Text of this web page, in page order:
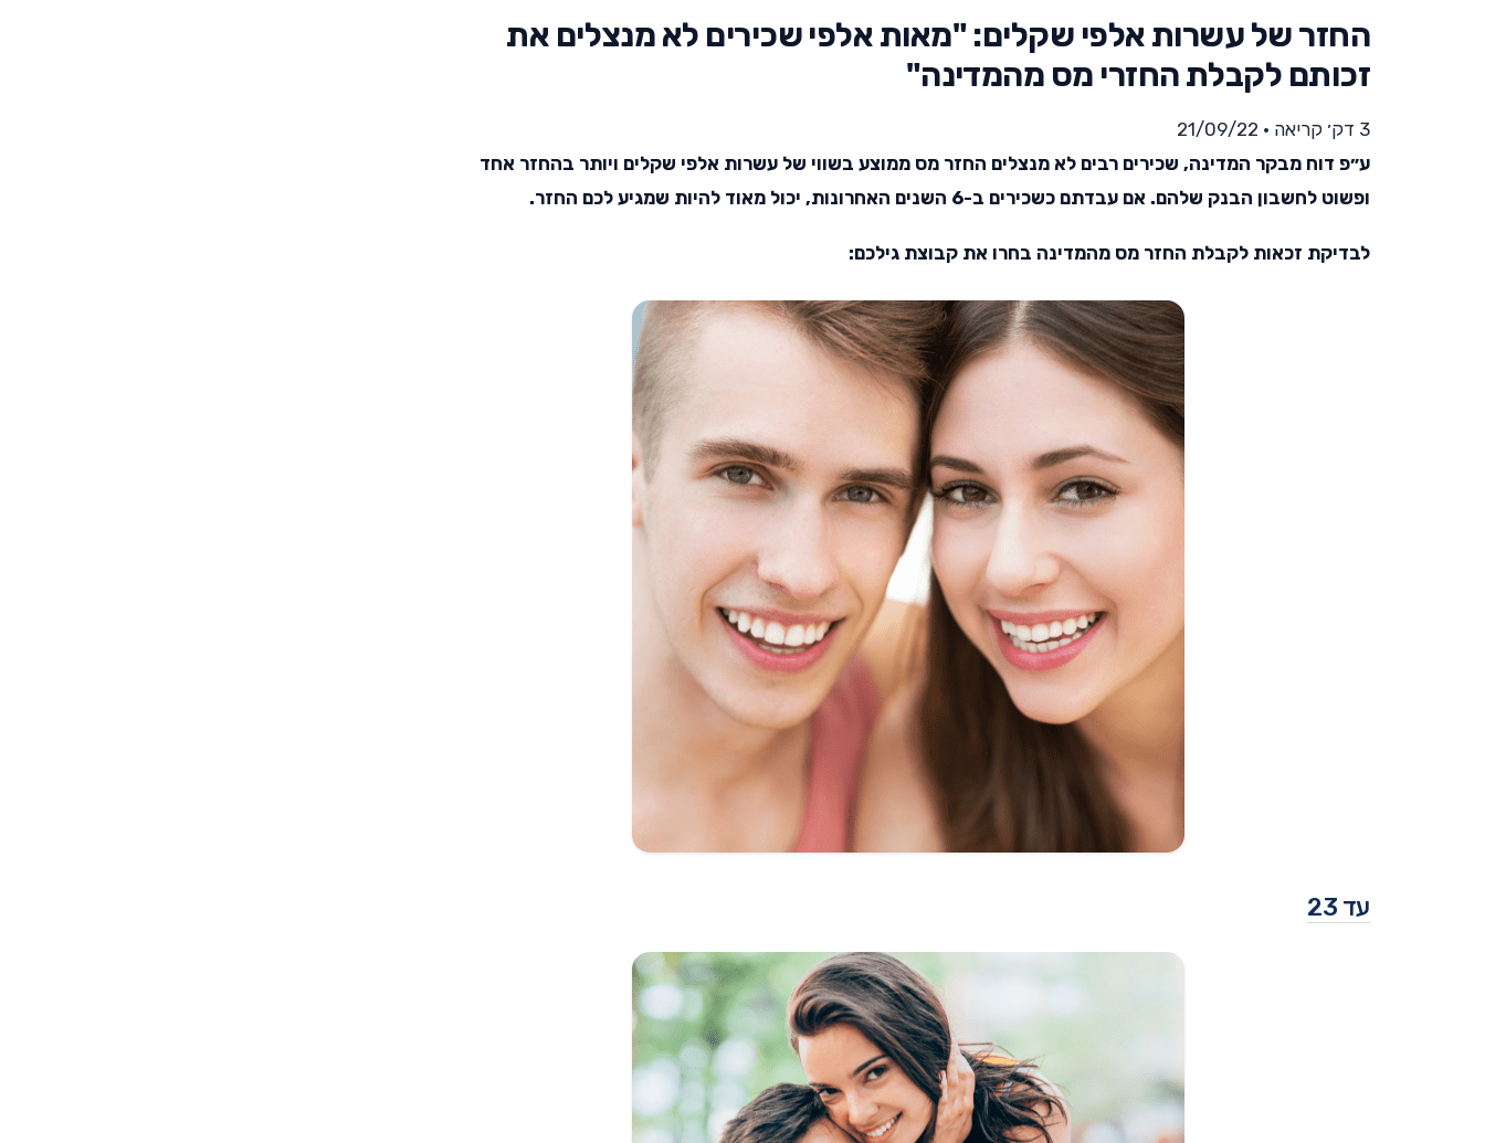
החזר של עשרות אלפי שקלים: "מאות אלפי שכירים לא מנצלים את
זכותם לקבלת החזרי מס מהמדינה"
3 דק׳ קריאה •
21/09/22
ע״פ דוח מבקר המדינה, שכירים רבים לא מנצלים החזר מס ממוצע בשווי של עשרות אלפי שקלים ויותר בהחזר אחד
ופשוט לחשבון הבנק שלהם. אם עבדתם כשכירים ב-6 השנים האחרונות, יכול מאוד להיות שמגיע לכם החזר.
לבדיקת זכאות לקבלת החזר מס מהמדינה בחרו את קבוצת גילכם:
עד 23